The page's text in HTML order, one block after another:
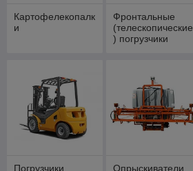
Картофелекопалк
и
Фронтальные
(телескопические
) погрузчики
Погрузчики
Опрыскиватели